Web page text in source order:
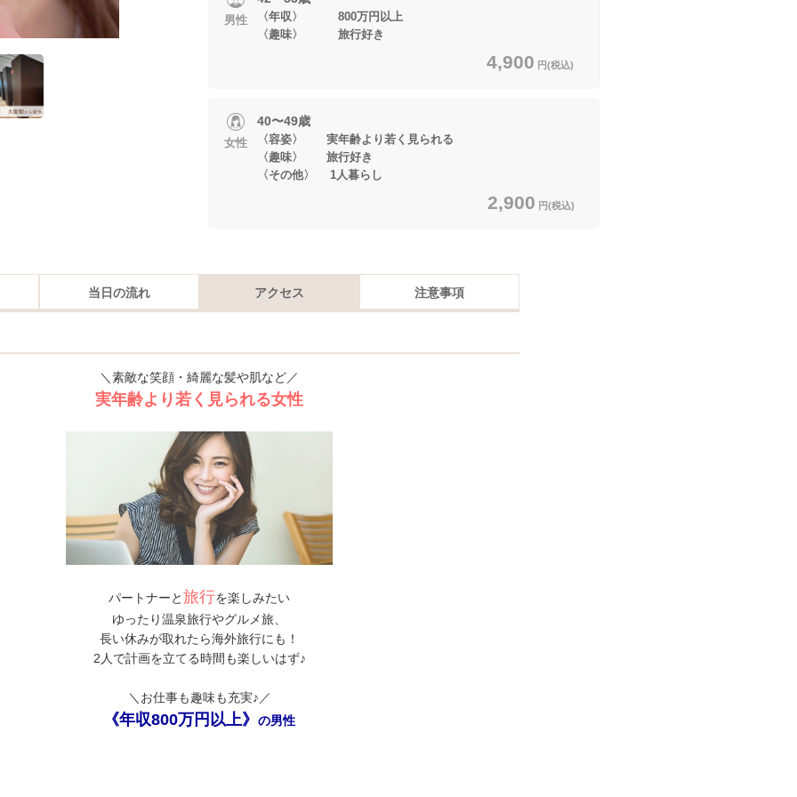
男性
〈年収〉 800万円以上
〈趣味〉 旅行好き
4,900 円(税込)
女性
40〜49歳
〈容姿〉 実年齢より若く見られる
〈趣味〉 旅行好き
〈その他〉 1人暮らし
2,900 円(税込)
当日の流れ アクセス 注意事項
＼素敵な笑顔・綺麗な髪や肌など／
実年齢より若く見られる女性
パートナーと旅行を楽しみたい
ゆったり温泉旅行やグルメ旅、
長い休みが取れたら海外旅行にも！
2人で計画を立てる時間も楽しいはず♪
＼お仕事も趣味も充実♪／
《年収800万円以上》 の男性